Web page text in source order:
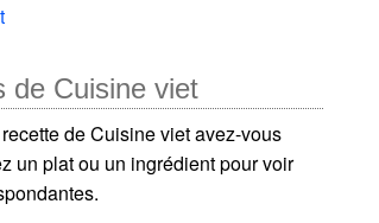
de Cuisine viet
de Cuisine viet avez-vous
un plat ou un ingrédient pour voir